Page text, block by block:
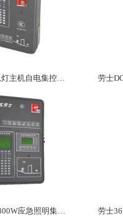
劳士消防应急灯主机自电集控消防联动控制系统壁挂式按键应急控制器L7091(L-C-3)
劳士控制器+300W应急照明集中电源+分配电箱一体机L7097 L7099